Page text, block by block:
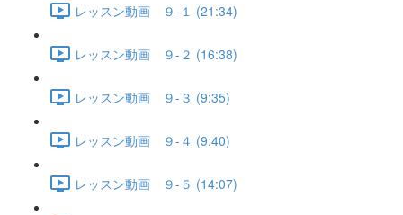
レッスン動画 ９-１ (21:34)
レッスン動画 ９-２ (16:38)
レッスン動画 ９-３ (9:35)
レッスン動画 ９-４ (9:40)
レッスン動画 ９-５ (14:07)